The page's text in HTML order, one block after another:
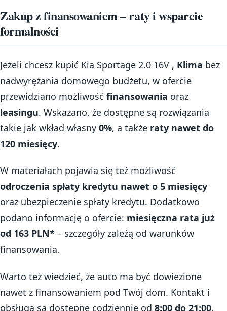
Zakup z finansowaniem – raty i wsparcie
formalności
Jeżeli chcesz kupić Kia Sportage 2.0 16V , Klima bez
nadwyrężania domowego budżetu, w ofercie
przewidziano możliwość finansowania oraz
leasingu. Wskazano, że dostępne są rozwiązania
takie jak wkład własny 0%, a także raty nawet do
120 miesięcy.
W materiałach pojawia się też możliwość
odroczenia spłaty kredytu nawet o 5 miesięcy
oraz ubezpieczenie spłaty kredytu. Dodatkowo
podano informację o ofercie: miesięczna rata już
od 163 PLN* – szczegóły zależą od warunków
finansowania.
Warto też wiedzieć, że auto ma być dowiezione
nawet z finansowaniem pod Twój dom. Kontakt i
obsługa są dostępne codziennie od 8:00 do 21:00,